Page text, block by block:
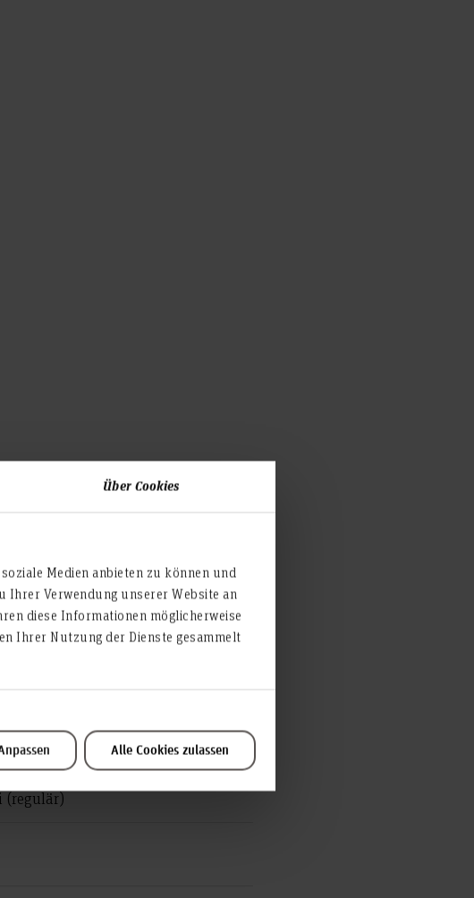
Über Cookies
Medien anbieten zu können und
Ihrer Verwendung unserer Website an
diese Informationen möglicherweise
Ihrer Nutzung der Dienste gesammelt
Alle Cookies zulassen
(regulär)